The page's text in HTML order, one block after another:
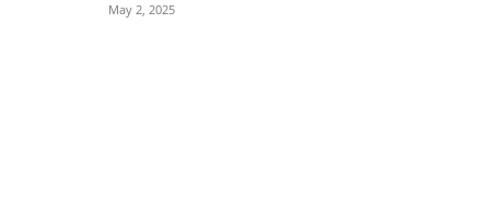
May 2, 2025